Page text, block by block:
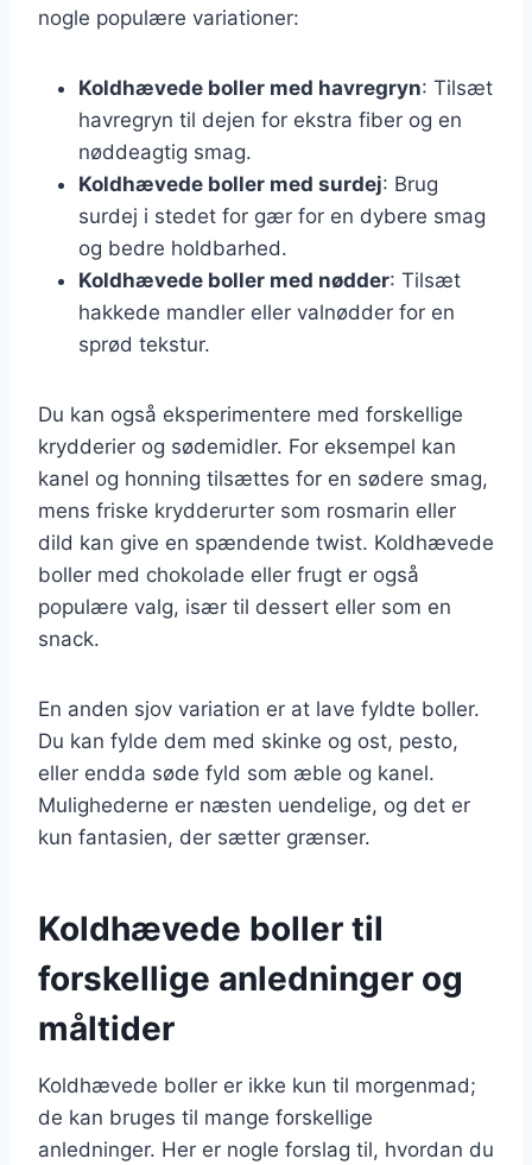
nogle populære variationer:
Koldhævede boller med havregryn: Tilsæt
havregryn til dejen for ekstra fiber og en
nøddeagtig smag.
Koldhævede boller med surdej: Brug
surdej i stedet for gær for en dybere smag
og bedre holdbarhed.
Koldhævede boller med nødder: Tilsæt
hakkede mandler eller valnødder for en
sprød tekstur.
Du kan også eksperimentere med forskellige
krydderier og sødemidler. For eksempel kan
kanel og honning tilsættes for en sødere smag,
mens friske krydderurter som rosmarin eller
dild kan give en spændende twist. Koldhævede
boller med chokolade eller frugt er også
populære valg, især til dessert eller som en
snack.
En anden sjov variation er at lave fyldte boller.
Du kan fylde dem med skinke og ost, pesto,
eller endda søde fyld som æble og kanel.
Mulighederne er næsten uendelige, og det er
kun fantasien, der sætter grænser.
Koldhævede boller til
forskellige anledninger og
måltider
Koldhævede boller er ikke kun til morgenmad;
de kan bruges til mange forskellige
anledninger. Her er nogle forslag til, hvordan du